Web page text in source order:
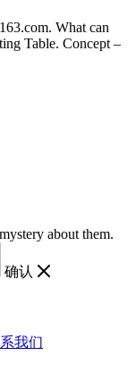
What can
Table. Concept –
about them.
确认
我们